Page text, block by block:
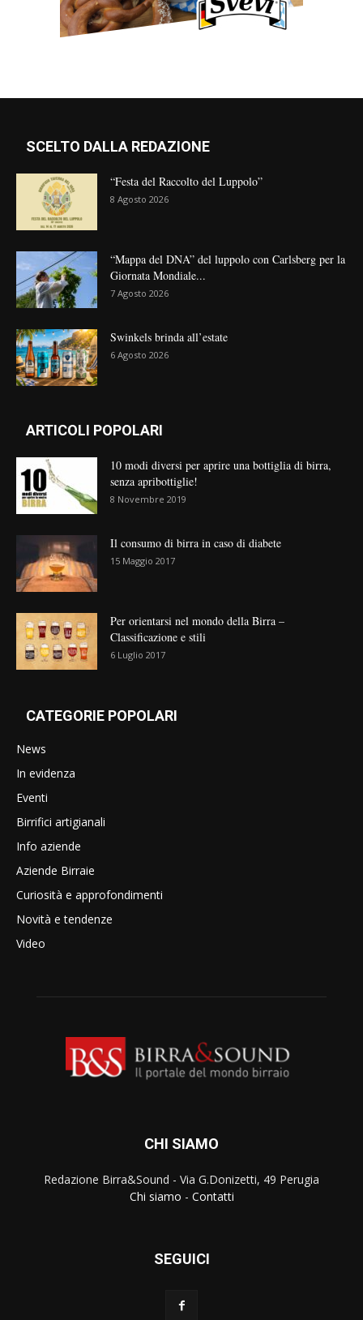
SCELTO DALLA REDAZIONE
“Festa del Raccolto del Luppolo”
8 Agosto 2026
“Mappa del DNA” del luppolo con Carlsberg per la
Giornata Mondiale...
7 Agosto 2026
Swinkels brinda all’estate
6 Agosto 2026
ARTICOLI POPOLARI
10 modi diversi per aprire una bottiglia di birra,
senza apribottiglie!
8 Novembre 2019
Il consumo di birra in caso di diabete
15 Maggio 2017
Per orientarsi nel mondo della Birra –
Classificazione e stili
6 Luglio 2017
CATEGORIE POPOLARI
News
In evidenza
Eventi
Birrifici artigianali
Info aziende
Aziende Birraie
Curiosità e approfondimenti
Novità e tendenze
Video
CHI SIAMO
Redazione Birra&Sound - Via G.Donizetti, 49 Perugia
Chi siamo - Contatti
SEGUICI